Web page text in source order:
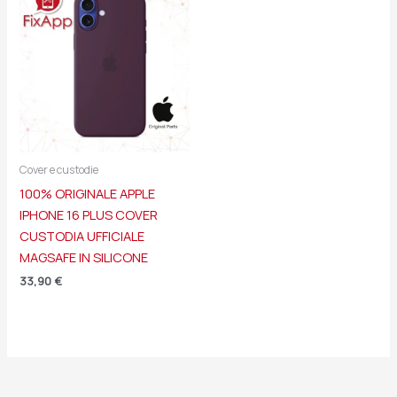
Cover e custodie
100% ORIGINALE APPLE
IPHONE 16 PLUS COVER
CUSTODIA UFFICIALE
MAGSAFE IN SILICONE
33,90 €